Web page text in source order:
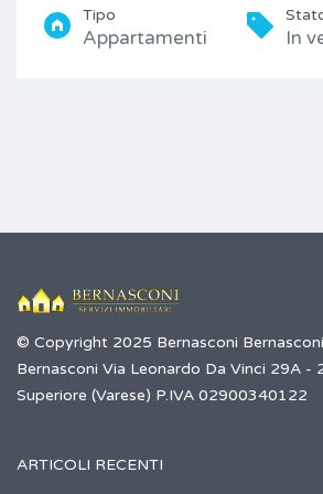
Tipo
Appartamenti In
© Copyright 2025 Bernasconi
Bernasconi Via Leonardo Da Vinci 29A -
Superiore (Varese) P.IVA 02900340122
ARTICOLI RECENTI